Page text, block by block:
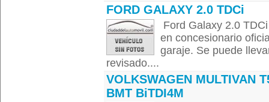
FORD GALAXY 2.0 TDCi
Ford Galaxy 2.0
en concesionario
garaje. Se puede
revisado....
VOLKSWAGEN MULTIVAN
BMT BiTDI4M